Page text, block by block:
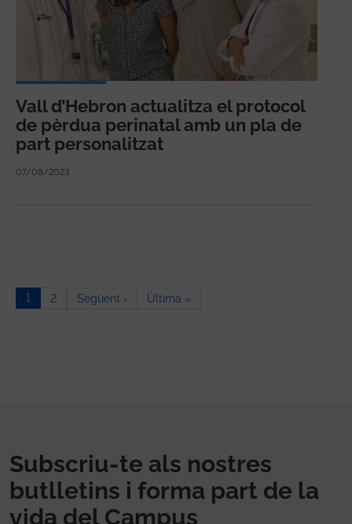
Vall d’Hebron actualitza el protocol
de pèrdua perinatal amb un pla de
part personalitzat
07/08/2023
1 2 Següent › Pàgina següent
Última »Última pàgina
Subscriu-te als nostres
butlletins i forma part de la
vida del Campus